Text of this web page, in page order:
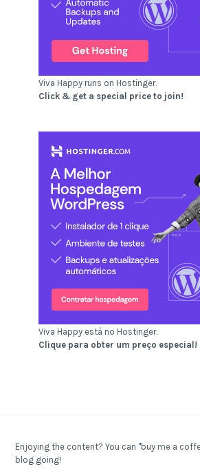
Viva Happy runs on Hostinger.
Click & get a special price to join!
Viva Happy está no Hostinger.
Clique para obter um preço especial!
Enjoying the content? You can "buy me a
blog going!